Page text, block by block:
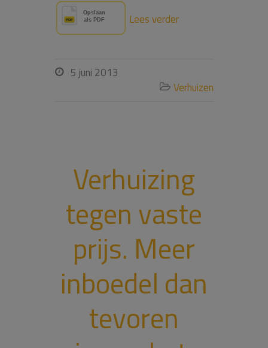
Lees verder
 5 juni 2013
 Verhuizen
Verhuizing
tegen vaste
prijs. Meer
inboedel dan
tevoren